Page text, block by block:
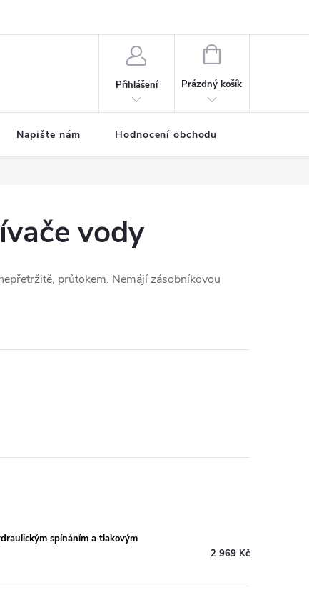
Přihlášení
NÁKUPNÍ
Prázdný košík
Napište nám Hodnocení obchodu
vody
průtokem. Nemájí zásobníkovou
spínáním a tlakovým
2 969 Kč